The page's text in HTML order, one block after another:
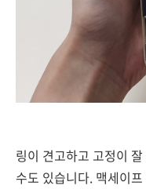
링이 견고하고 고정이
수도 있습니다. 맥세이